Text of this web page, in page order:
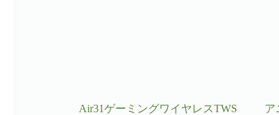
Air31ゲーミングワイヤレスTWS
ア